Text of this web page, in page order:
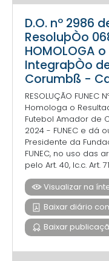
D.O. nº 2986
ResoluþÒo
HOMOLOGA
IntegraþÒo
Corumbß -
RESOLUÇÃO FUNEC
Homologa o
Futebol Amador de
2024 - FUNEC e dá
Presidente da
FUNEC, no uso das
pelo Art. 40, Ic.c. Art.
Visualizar na
Baixar diário
Baixar